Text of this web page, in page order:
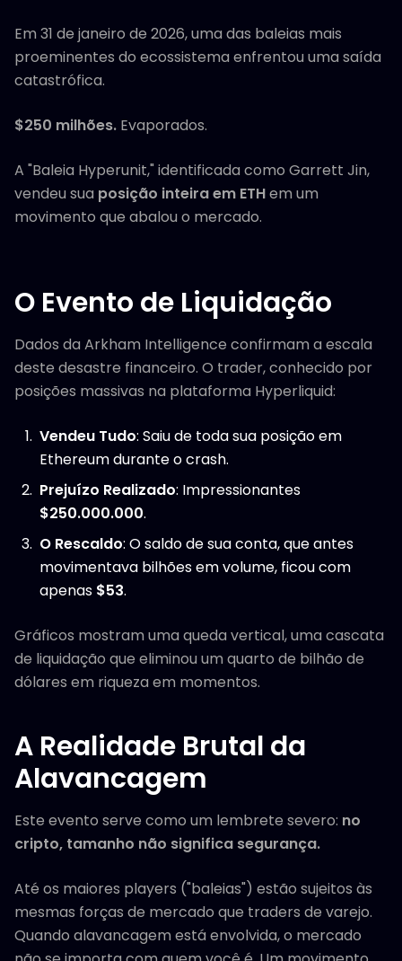
Em 31 de janeiro de 2026, uma das baleias mais
proeminentes do ecossistema enfrentou uma saída
catastrófica.
$250 milhões. Evaporados.
A "Baleia Hyperunit," identificada como Garrett Jin,
vendeu sua posição inteira em ETHem um
movimento que abalou o mercado.
O Evento de Liquidação
Dados da Arkham Intelligence confirmam a escala
deste desastre financeiro. O trader, conhecido por
posições massivas na plataforma Hyperliquid:
Vendeu Tudo: Saiu de toda sua posição em
Ethereum durante o crash.
Prejuízo Realizado: Impressionantes
$250.000.000.
O Rescaldo: O saldo de sua conta, que antes
movimentava bilhões em volume, ficou com
apenas $53.
Gráficos mostram uma queda vertical, uma cascata
de liquidação que eliminou um quarto de bilhão de
dólares em riqueza em momentos.
A Realidade Brutal da
Alavancagem
Este evento serve como um lembrete severo: no
cripto, tamanho não significa segurança.
Até os maiores players ("baleias") estão sujeitos às
mesmas forças de mercado que traders de varejo.
Quando alavancagem está envolvida, o mercado